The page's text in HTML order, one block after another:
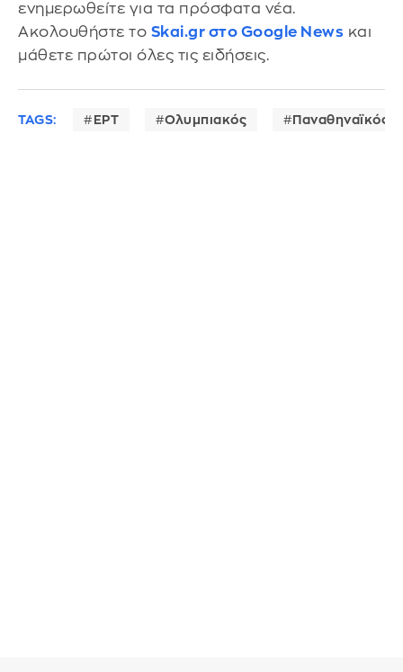
ενημερωθείτε για τα πρόσφατα νέα.
Ακολουθήστε το Skai.gr στο Google News και
μάθετε πρώτοι όλες τις ειδήσεις.
TAGS: ΕΡΤ Ολυμπιακός Παναθηναϊκός